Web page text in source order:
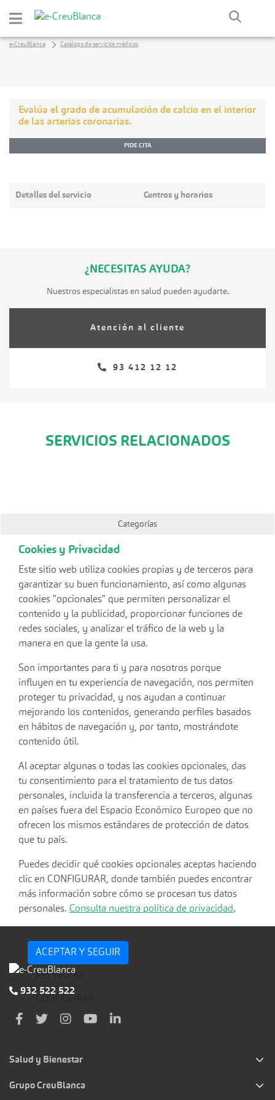
Saltar al contenido principal
e-CreuBlanca Catálogo de servicios médicos
Evalúa el grado de acumulación de calcio en el interior
de las arterias coronarias.
PIDE CITA
Detalles del servicio Centros y horarios
¿NECESITAS AYUDA?
Nuestros especialistas en salud pueden ayudarte.
Atención al cliente
93 412 12 12
SERVICIOS RELACIONADOS
Categorías
Cookies y Privacidad
Este sitio web utiliza cookies propias y de terceros para
garantizar su buen funcionamiento, así como algunas
cookies "opcionales" que permiten personalizar el
contenido y la publicidad, proporcionar funciones de
redes sociales, y analizar el tráfico de la web y la
manera en que la gente la usa.
Son importantes para ti y para nosotros porque
influyen en tu experiencia de navegación, nos permiten
proteger tu privacidad, y nos ayudan a continuar
mejorando los contenidos, generando perfiles basados
en hábitos de navegación y, por tanto, mostrándote
contenido útil.
Al aceptar algunas o todas las cookies opcionales, das
tu consentimiento para el tratamiento de tus datos
personales, incluida la transferencia a terceros, algunas
en países fuera del Espacio Económico Europeo que no
ofrecen los mismos estándares de protección de datos
que tu país.
Puedes decidir qué cookies opcionales aceptas haciendo
clic en CONFIGURAR, donde también puedes encontrar
más información sobre cómo se procesan tus datos
personales. Consulta nuestra política de privacidad.
ACEPTAR Y SEGUIR
RECHAZAR
932 522 522
Salud y Bienestar
Grupo CreuBlanca